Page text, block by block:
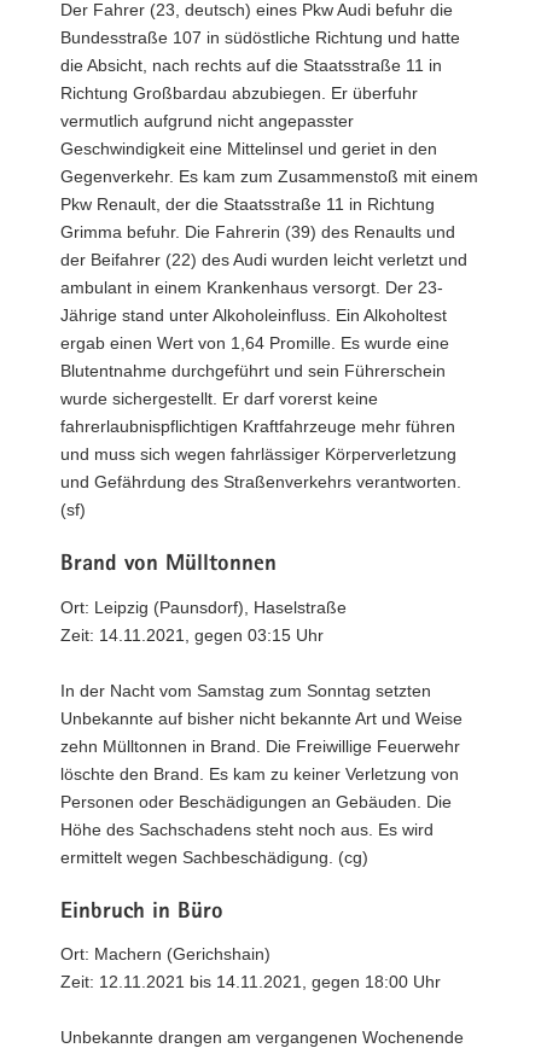
Der Fahrer (23, deutsch) eines Pkw Audi befuhr die
Bundesstraße 107 in südöstliche Richtung und hatte
die Absicht, nach rechts auf die Staatsstraße 11 in
Richtung Großbardau abzubiegen. Er überfuhr
vermutlich aufgrund nicht angepasster
Geschwindigkeit eine Mittelinsel und geriet in den
Gegenverkehr. Es kam zum Zusammenstoß mit einem
Pkw Renault, der die Staatsstraße 11 in Richtung
Grimma befuhr. Die Fahrerin (39) des Renaults und
der Beifahrer (22) des Audi wurden leicht verletzt und
ambulant in einem Krankenhaus versorgt. Der 23-
Jährige stand unter Alkoholeinfluss. Ein Alkoholtest
ergab einen Wert von 1,64 Promille. Es wurde eine
Blutentnahme durchgeführt und sein Führerschein
wurde sichergestellt. Er darf vorerst keine
fahrerlaubnispflichtigen Kraftfahrzeuge mehr führen
und muss sich wegen fahrlässiger Körperverletzung
und Gefährdung des Straßenverkehrs verantworten.
(sf)
Brand von Mülltonnen
Ort: Leipzig (Paunsdorf), Haselstraße
Zeit: 14.11.2021, gegen 03:15 Uhr
In der Nacht vom Samstag zum Sonntag setzten
Unbekannte auf bisher nicht bekannte Art und Weise
zehn Mülltonnen in Brand. Die Freiwillige Feuerwehr
löschte den Brand. Es kam zu keiner Verletzung von
Personen oder Beschädigungen an Gebäuden. Die
Höhe des Sachschadens steht noch aus. Es wird
ermittelt wegen Sachbeschädigung. (cg)
Einbruch in Büro
Ort: Machern (Gerichshain)
Zeit: 12.11.2021 bis 14.11.2021, gegen 18:00 Uhr
Unbekannte drangen am vergangenen Wochenende